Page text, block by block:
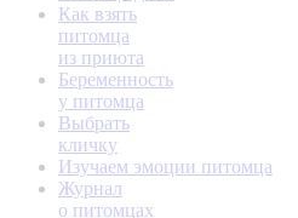
Как взять
питомца
из приюта
Беременность
у питомца
Выбрать
кличку
Изучаем эмоции питомца
Журнал
о питомцах